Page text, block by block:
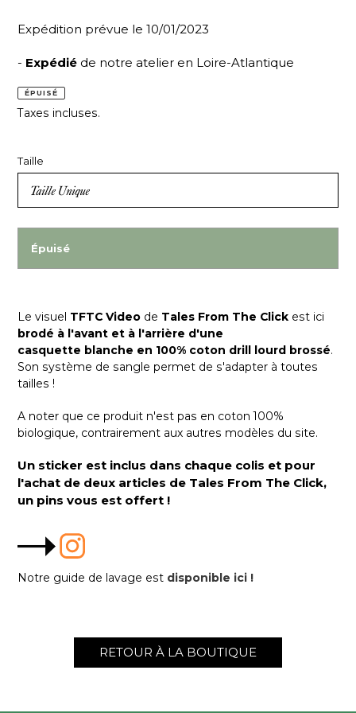
Expédition prévue le 10/01/2023
- Expédié de notre atelier en Loire-Atlantique
ÉPUISÉ
Taxes incluses.
Taille
Épuisé
Le visuel TFTC Video de Tales From The Click est ici
brodé à l'avant et à l'arrière d'une
casquette blanche en 100% coton drill lourd brossé.
Son système de sangle permet de s'adapter à toutes
tailles !
A noter que ce produit n'est pas en coton 100%
biologique, contrairement aux autres modèles du site.
Un sticker est inclus dans chaque colis et pour
l'achat de deux articles de Tales From The Click,
un pins vous est offert !
Notre guide de lavage est disponible ici !
RETOUR À LA BOUTIQUE